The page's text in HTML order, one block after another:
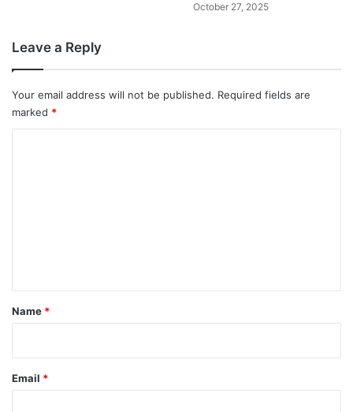
October 27, 2025
Leave a Reply
Your email address will not be published. Required fields are
marked *
*
Name *
Email *